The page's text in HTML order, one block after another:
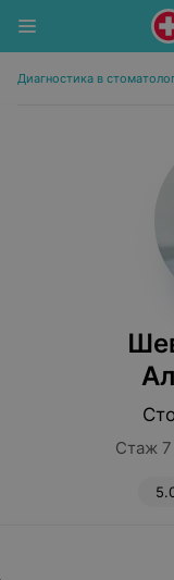
Диагностика в
Стаж 7